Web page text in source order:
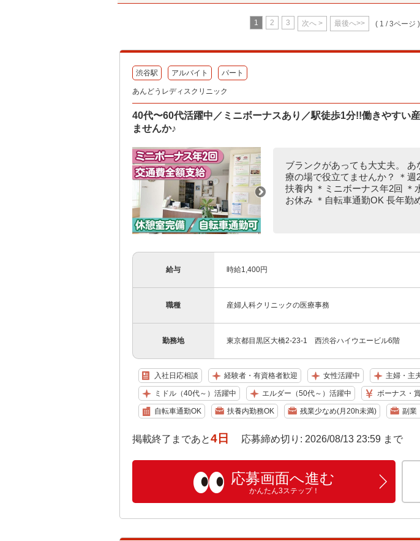
1 2 3 次へ > 最後へ>> ( 1 / 3ページ )
渋谷駅 アルバイト パート
あんどうレディスクリニック
40代〜60代活躍中／ミニボーナスあり／駅徒歩1分!!働きやすい
ませんか♪
ブランクがあっても大丈夫。
療の場で役立てませんか？ ＊週
扶養内 ＊ミニボーナス年2回 ＊
お休み ＊自転車通勤OK 長年勤
給与 時給1,400円
職種 産婦人科クリニックの医療事務
勤務地 東京都目黒区大橋2-23-1 西渋谷ハイウエービル6階
入社日応相談 経験者・有資格者歓迎 女性活躍中 主婦・主
ミドル（40代～）活躍中 エルダー（50代～）活躍中 ボーナス・
自転車通勤OK 扶養内勤務OK 残業少なめ(月20h未満) 副業
掲載終了まであと4日 応募締め切り: 2026/08/13 23:59 まで
応募画面へ進む
かんたん3ステップ！